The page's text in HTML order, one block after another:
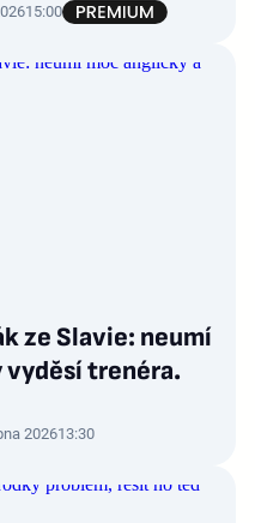
15:00
ze Slavie: neumí
vyděsí trenéra.
202613:30